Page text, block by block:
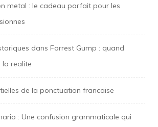
metal : le cadeau parfait pour les
dans Forrest Gump : quand
la realite
de la ponctuation francaise
: Une confusion grammaticale qui